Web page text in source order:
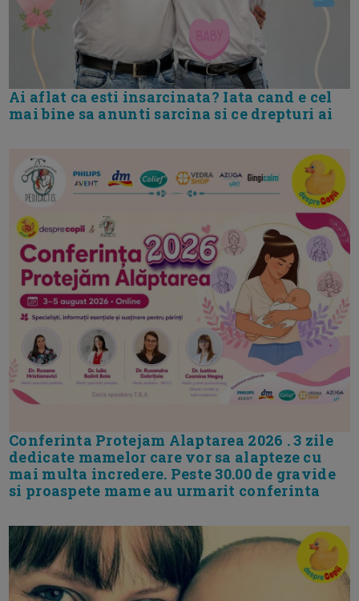
Ai aflat ca esti insarcinata? Iata cand e cel
mai bine sa anunti sarcina si ce drepturi ai
Conferinta Protejam Alaptarea 2026 . 3 zile
dedicate mamelor care vor sa alapteze cu
mai multa incredere. Peste 30.00 de gravide
si proaspete mame au urmarit conferinta